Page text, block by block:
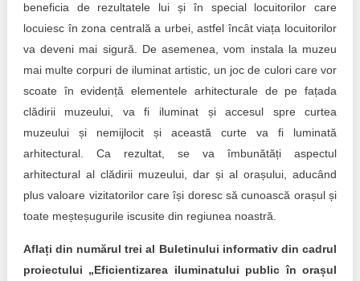
beneficia de rezultatele lui și în special locuitorilor care
locuiesc în zona centrală a urbei, astfel încât viața locuitorilor
va deveni mai sigură. De asemenea, vom instala la muzeu
mai multe corpuri de iluminat artistic, un joc de culori care vor
scoate în evidență elementele arhitecturale de pe fațada
clădirii muzeului, va fi iluminat și accesul spre curtea
muzeului și nemijlocit și această curte va fi luminată
arhitectural. Ca rezultat, se va îmbunătăți aspectul
arhitectural al clădirii muzeului, dar și al orașului, aducând
plus valoare vizitatorilor care își doresc să cunoască orașul și
toate meșteșugurile iscusite din regiunea noastră.
Aflați din numărul trei al Buletinului informativ din cadrul
proiectului „Eficientizarea iluminatului public în orașul